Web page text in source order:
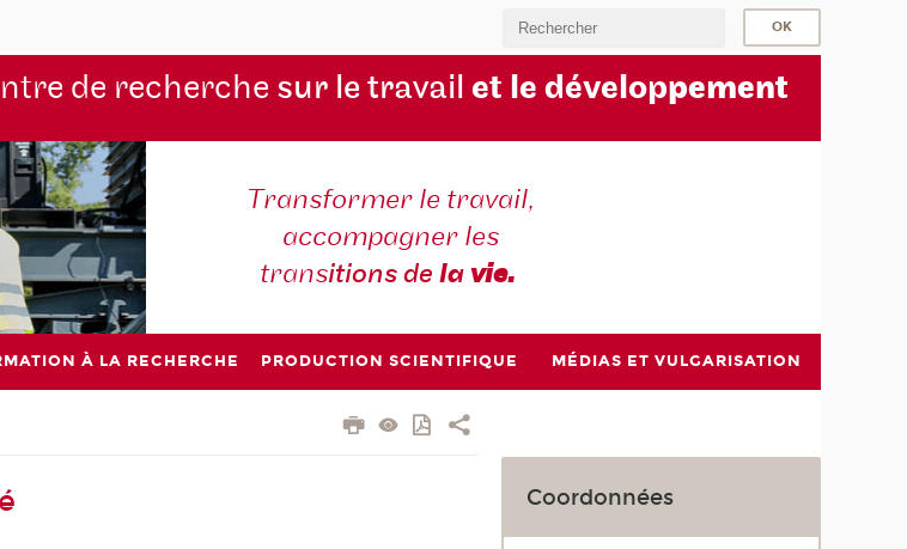
de recherche sur le travail et le développement
Transformer le travail,
accompagner les
transitions de lavie.
À LA RECHERCHE PRODUCTION SCIENTIFIQUE MÉDIAS ET VULGARISATION
Coordonnées